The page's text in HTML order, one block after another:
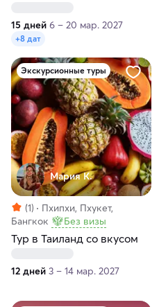
15 дней 6 – 20 мар. 2027
+8 дат
Экскурсионные туры
Мария К.
(1)
Пхипхи, Пхукет,
Бангкок
Без визы
Тур в Таиланд со вкусом
12 дней 3 – 14 мар. 2027